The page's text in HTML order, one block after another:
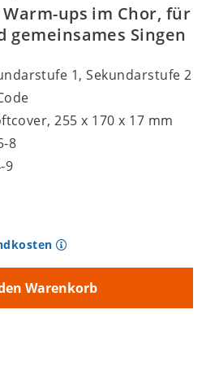
ups im Chor, für
gemeinsames Singen
1, Sekundarstufe 2
255 x 170 x 17 mm
8
9
Warenkorb